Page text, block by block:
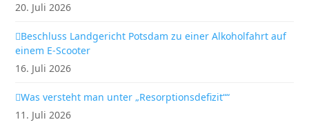
20. Juli 2026
Beschluss Landgericht Potsdam zu einer Alkoholfahrt auf
einem E-Scooter
16. Juli 2026
Was versteht man unter „Resorptionsdefizit““
11. Juli 2026